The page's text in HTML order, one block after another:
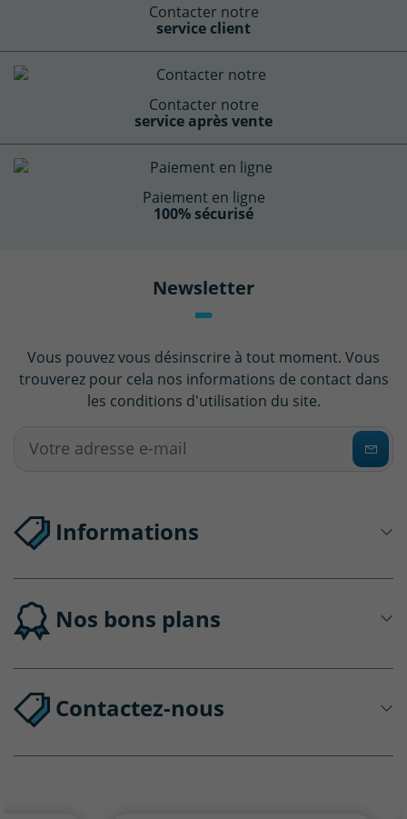
Contacter notre
service client
Contacter notre
service après vente
Paiement en ligne
100% sécurisé
Newsletter
Vous pouvez vous désinscrire à tout moment. Vous
trouverez pour cela nos informations de contact dans
les conditions d'utilisation du site.
Informations
Nos bons plans
Contactez-nous